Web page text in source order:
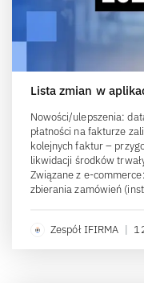
Lista zmian w
Nowości/ulepszenia:
płatności na fakturze
kolejnych faktur –
likwidacji środków
Związane z e-
zbierania zamówień
Zespół IFIRMA |